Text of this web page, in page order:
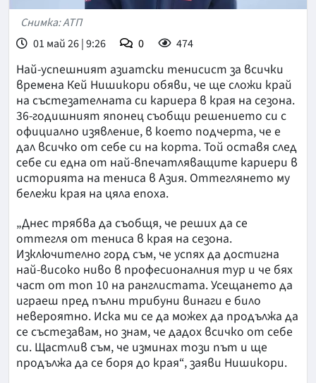
Снимка: АТП
01 май 26 | 9:26
0 474
Най-успешният азиатски тенисист за всички
времена Кей Нишикори обяви, че ще сложи край
на състезателната си кариера в края на сезона.
36-годишният японец съобщи решението си с
официално изявление, в което подчерта, че е
дал всичко от себе си на корта. Той оставя след
себе си една от най-впечатляващите кариери в
историята на тениса в Азия. Оттеглянето му
бележи края на цяла епоха.
„Днес трябва да съобщя, че реших да се
оттегля от тениса в края на сезона.
Изключително горд съм, че успях да достигна
най-високо ниво в професионалния тур и че бях
част от топ 10 на ранглистата. Усещането да
играеш пред пълни трибуни винаги е било
невероятно. Иска ми се да можех да продължа да
се състезавам, но знам, че дадох всичко от себе
си. Щастлив съм, че изминах този път и ще
продължа да се боря до края“, заяви Нишикори.